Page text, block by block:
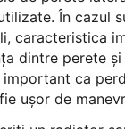
În cazul
caracteristica
dintre perete și
important ca
ușor de